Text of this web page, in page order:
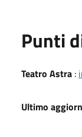
Punti
Teatro Astra :
Ultimo